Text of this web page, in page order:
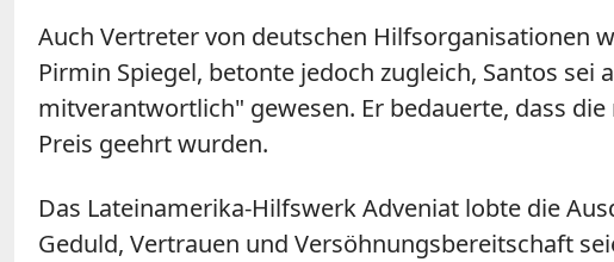
Auch Vertreter von deutschen Hilfsorganisationen
Pirmin Spiegel, betonte jedoch zugleich, Santos
mitverantwortlich" gewesen. Er bedauerte, dass
Preis geehrt wurden.
Das Lateinamerika-Hilfswerk Adveniat lobte die
Geduld, Vertrauen und Versöhnungsbereitschaft